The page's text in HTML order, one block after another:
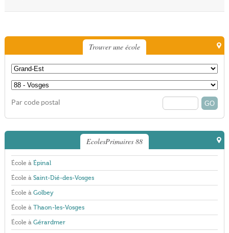
Trouver une école
Par code postal
EcolesPrimaires 88
École à Épinal
École à Saint-Dié-des-Vosges
École à Golbey
École à Thaon-les-Vosges
École à Gérardmer